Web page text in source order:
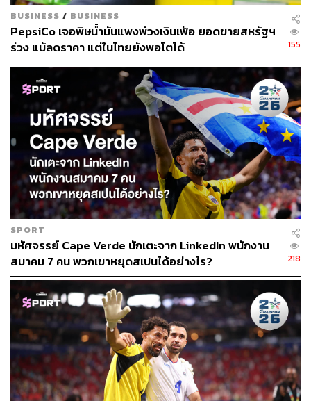
นี่ไม่ใช่ครั้งแรกที่ Walmart หันมาให้ความสนใจกับ
เทคโนโลยีจำพวกหุ่นยนต์ เพราะก่อนหน้านี้ในช่วงเดือน
ตุลาคม พวกเขาก็เพิ่งเริ่มทดลองใช้งานหุ่นยนต์เติมสินค้า
อัตโนมัติบนชั้นวางสินค้ามาแล้วในกว่า 50 สาขา หรือการ
เพิ่มช่องชำระสินค้าด้วยตนเอง (ไม่มีพนักงานคิดเงินให้) จึง
อาจตีความได้ว่าห้างขายสินค้าและของชำเจ้านี้อาจมีความ
พยายามในการปรับลดการพึ่งพาทรัพยากรมนุษย์อยู่กลายๆ
อย่างไรก็ดี ในช่วงที่เปิดตัวหุ่นเติมสินค้า Walmart ก็เคยออก
มาคลายข้อสงสัยแล้วว่าการทดลองใช้งานหุ่นยนต์จะไม่ส่ง
ผลให้พวกเขาลดอัตราการว่าจ้างแรงงานมนุษย์แต่อย่างใด
ในทางตรงกันข้าม พวกมันจะเข้ามาช่วยลดภาระหน้าที่ให้
พนักงานของ Walmart ใส่ใจกับงานด้านการขายและงาน
บริการได้เต็มเวลามากขึ้น
อ้างอิง:
www.linkedin.com/pulse/move-over-google-tesla-wal
mart-quietly-testing-vehicle-chip-cutter
www.engadget.com/2017/11/22/walmart-testing-self-
driving-floor-scrubbing-robot
www.engadget.com/2017/10/26/walmart-tests-shelf-s
canning-robots
BUSINESS / BUSINESS
PepsiCo เจอพิษน้ำมันแพงพ่วงเงินเฟ้อ ยอดขายสหรัฐฯ
ร่วง แม้ลดราคา แต่ในไทยยังพอโตได้
155
SPORT
มหัศจรรย์ Cape Verde นักเตะจาก LinkedIn พนักงาน
สมาคม 7 คน พวกเขาหยุดสเปนได้อย่างไร?
218